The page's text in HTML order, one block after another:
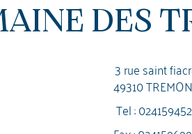
DES
3 rue saint
49310
Tel :